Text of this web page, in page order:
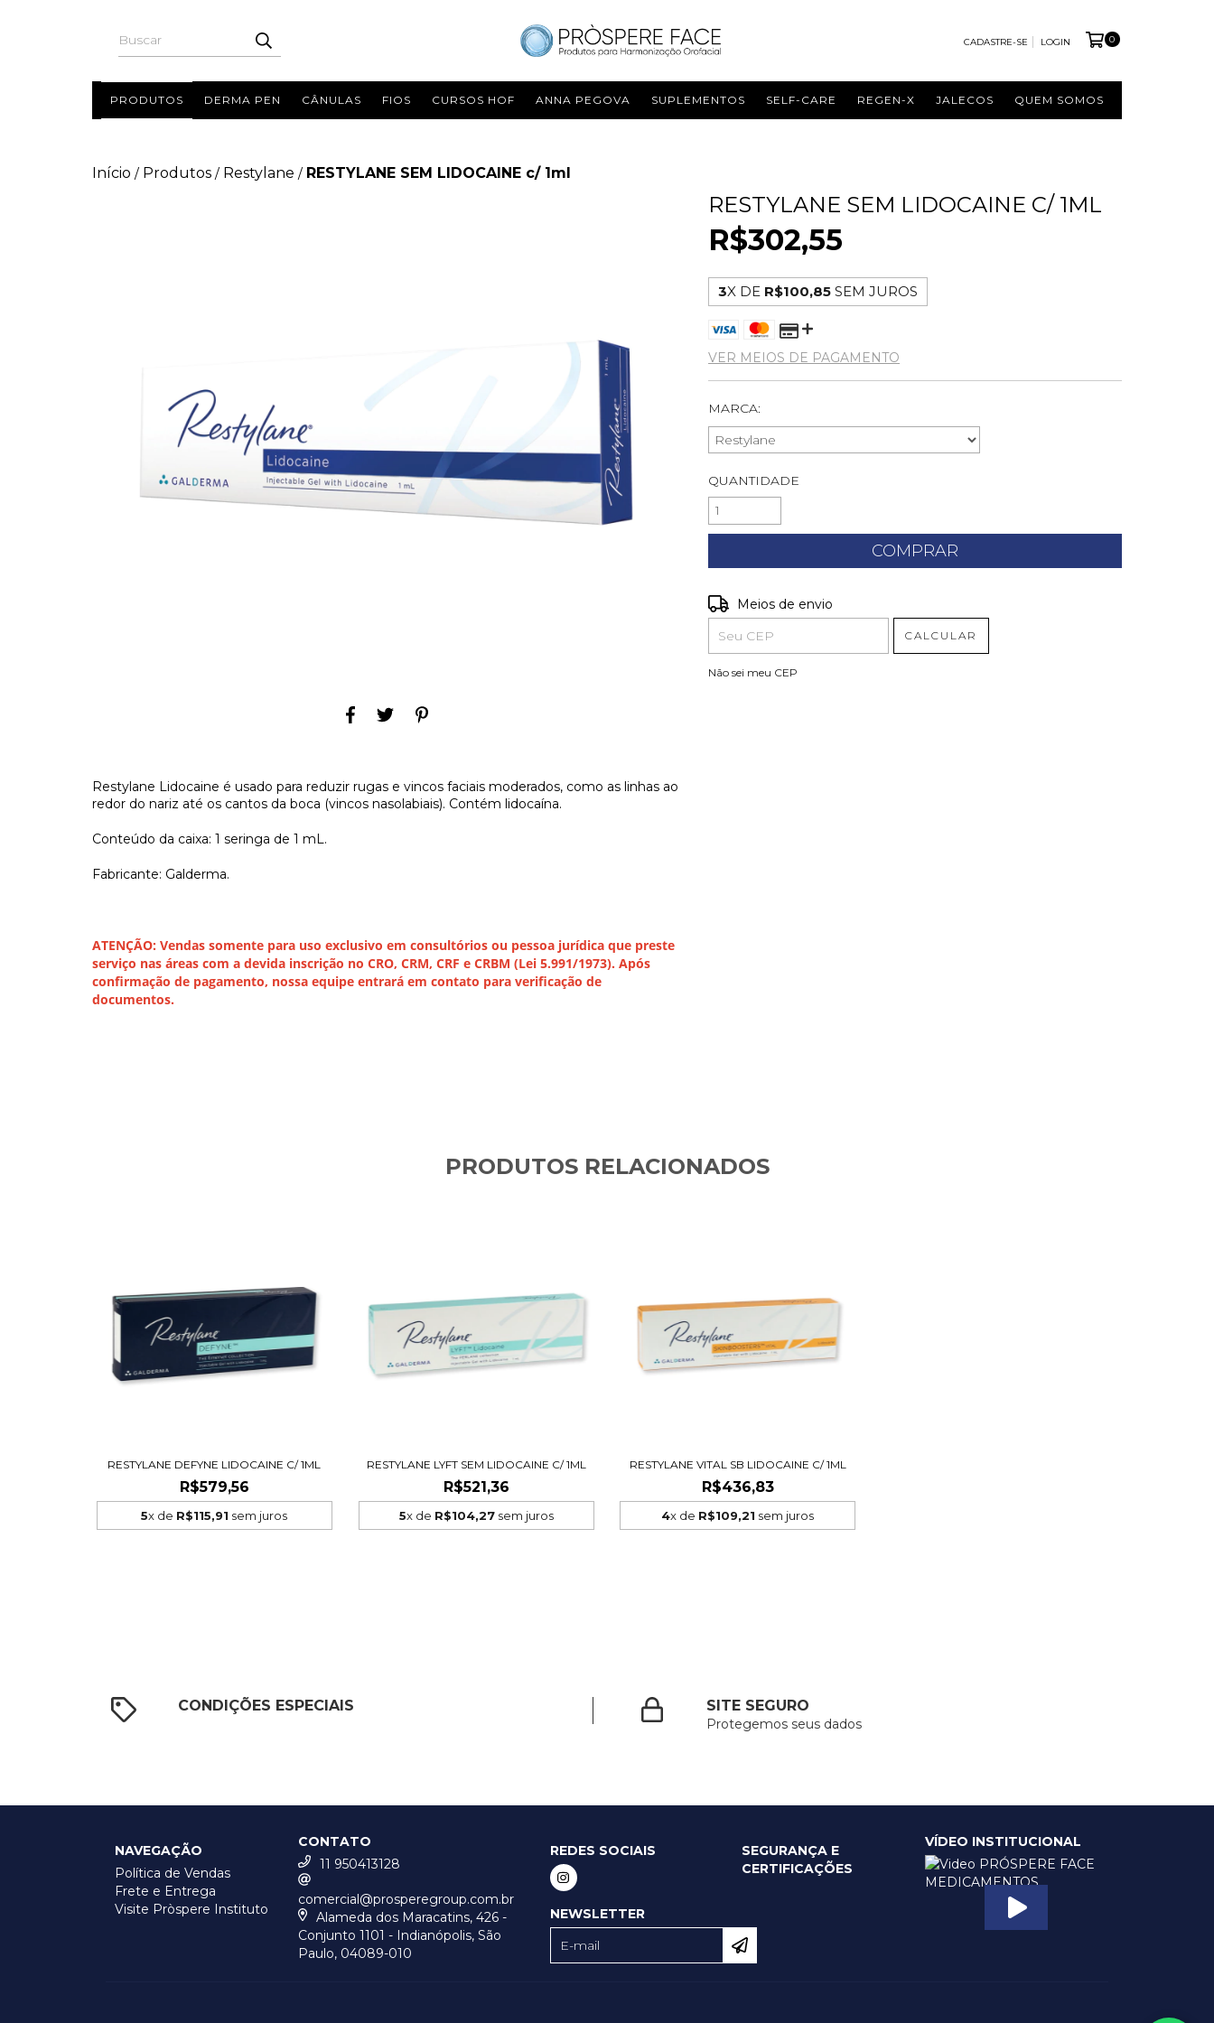
CADASTRE-SE LOGIN 0
PRODUTOS DERMA PEN CÂNULAS FIOS CURSOS HOF ANNA PEGOVA SUPLEMENTOS SELF-CARE REGEN-X JALECOS QUEM SOMOS
Início / Produtos / Restylane / RESTYLANE SEM LIDOCAINE c/ 1ml
Restylane Lidocaine é usado para reduzir rugas e vincos faciais moderados, como as linhas ao
redor do nariz até os cantos da boca (vincos nasolabiais). Contém lidocaína.
Conteúdo da caixa: 1 seringa de 1 mL.
Fabricante: Galderma.
ATENÇÃO: Vendas somente para uso exclusivo em consultórios ou pessoa jurídica que preste
serviço nas áreas com a devida inscrição no CRO, CRM, CRF e CRBM (Lei 5.991/1973). Após
confirmação de pagamento, nossa equipe entrará em contato para verificação de
documentos.
RESTYLANE SEM LIDOCAINE C/ 1ML
R$302,55
3X DE R$100,85 SEM JUROS
VER MEIOS DE PAGAMENTO
MARCA:
QUANTIDADE
Entregas para o CEP:
Meios de envio
CALCULAR
Não sei meu CEP
PRODUTOS RELACIONADOS
RESTYLANE DEFYNE LIDOCAINE C/ 1ML
R$579,56
5x de R$115,91 sem juros
RESTYLANE LYFT SEM LIDOCAINE C/ 1ML
R$521,36
5x de R$104,27sem juros
RESTYLANE VITAL SB LIDOCAINE C/ 1ML
R$436,83
4x de R$109,21 sem juros
CONDIÇÕES ESPECIAIS SITE SEGURO
Protegemos seus dados
NAVEGAÇÃO
Política de Vendas
Frete e Entrega
Visite Pròspere Instituto
CONTATO
11 950413128
comercial@prosperegroup.com.br
Alameda dos Maracatins, 426 -
Conjunto 1101 - Indianópolis, São
Paulo, 04089-010
REDES SOCIAIS
NEWSLETTER
SEGURANÇA E
CERTIFICAÇÕES
VÍDEO INSTITUCIONAL